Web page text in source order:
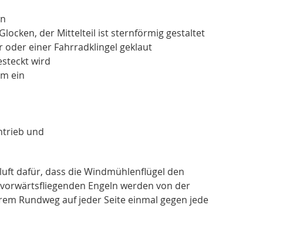
der Mittelteil ist sternförmig gestaltet
oder einer Fahrradklingel geklaut
wird
ein
und
dafür, dass die Windmühlenflügel den
Engeln werden von der
Rundweg auf jeder Seite einmal gegen jede